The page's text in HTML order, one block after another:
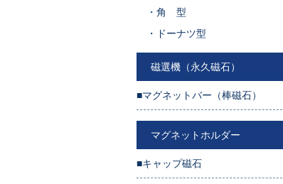
・ 角 型
・
ドーナツ型
磁選機（永久磁石）
■マグネットバー（棒磁石）
マグネットホルダー
■キャップ磁石